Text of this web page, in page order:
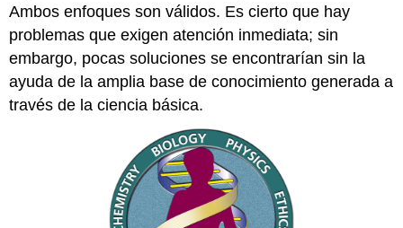
Ambos enfoques son válidos. Es cierto que hay
problemas que exigen atención inmediata; sin
embargo, pocas soluciones se encontrarían sin la
ayuda de la amplia base de conocimiento generada a
través de la ciencia básica.